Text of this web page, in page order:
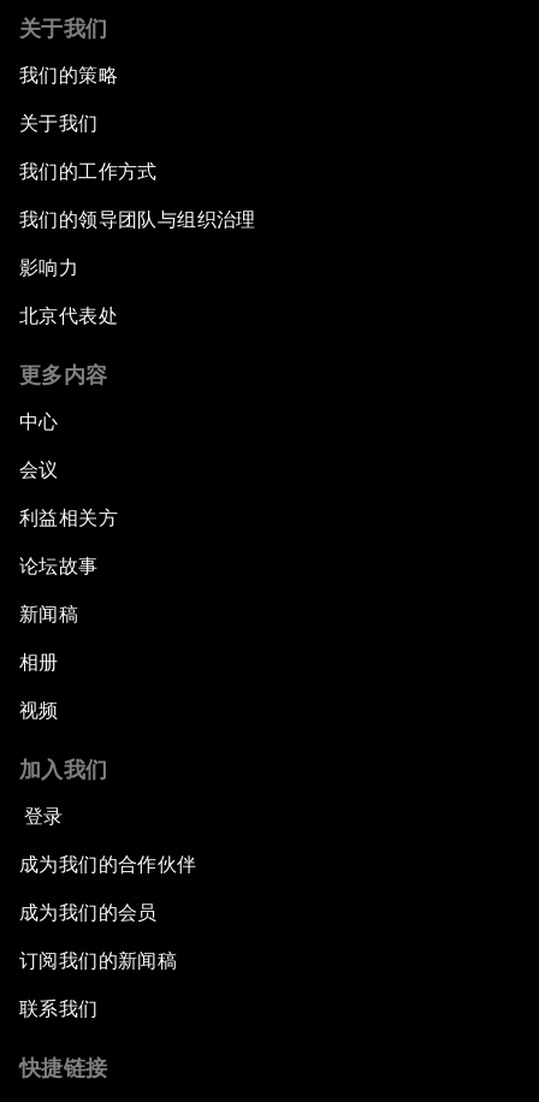
关于我们
我们的策略
关于我们
我们的工作方式
我们的领导团队与组织治理
影响力
北京代表处
更多内容
中心
会议
利益相关方
论坛故事
新闻稿
相册
视频
加入我们
登录
成为我们的合作伙伴
成为我们的会员
订阅我们的新闻稿
联系我们
快捷链接